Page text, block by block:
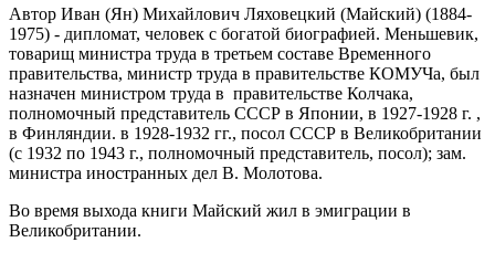
Автор Иван (Ян) Михайлович Ляховецкий (Майский) (1884-
1975) - дипломат, человек с богатой биографией. Меньшевик,
товарищ министра труда в третьем составе Временного
правительства, министр труда в правительстве КОМУЧа, был
назначен министром труда в правительстве Колчака,
полномочный представитель СССР в Японии, в 1927-1928 г. ,
в Финляндии. в 1928-1932 гг., посол СССР в Великобритании
(с 1932 по 1943 г., полномочный представитель, посол); зам.
министра иностранных дел В. Молотова.
Во время выхода книги Майский жил в эмиграции в
Великобритании.